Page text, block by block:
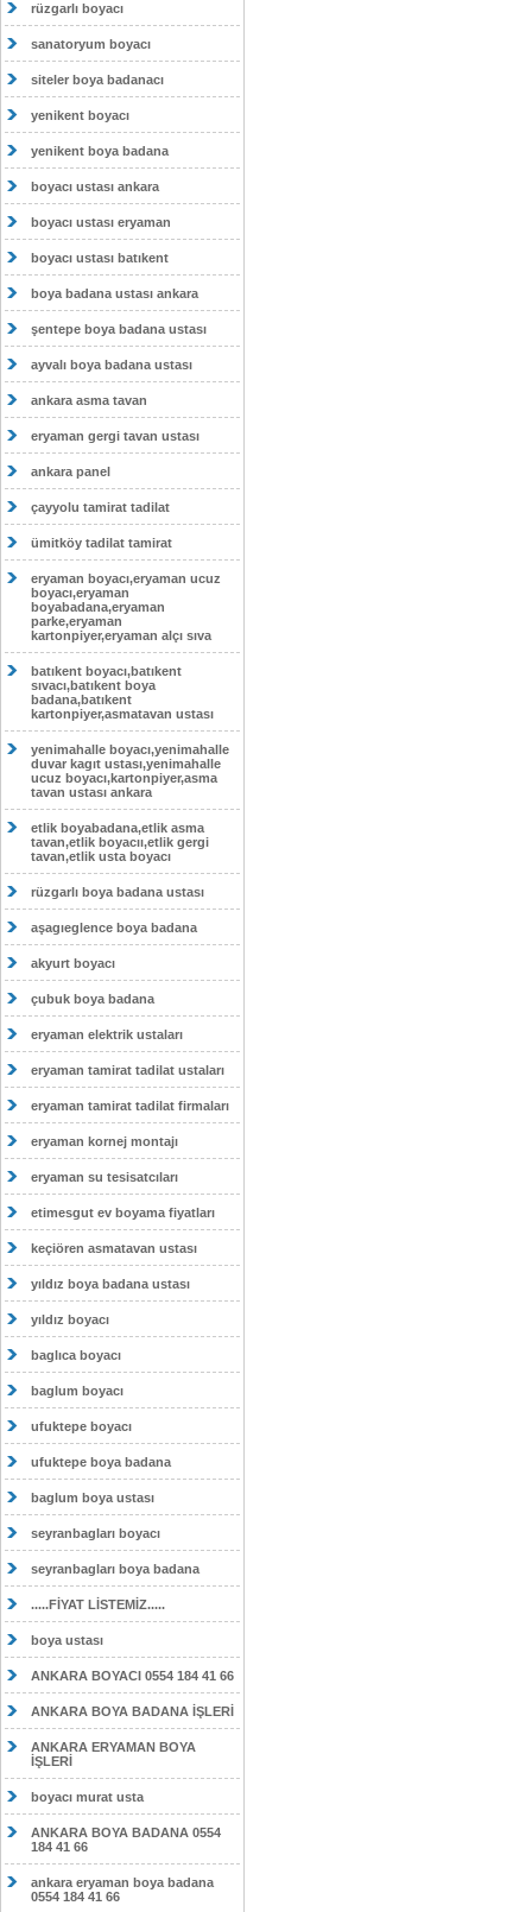
rüzgarlı boyacı
sanatoryum boyacı
siteler boya badanacı
yenikent boyacı
yenikent boya badana
boyacı ustası ankara
boyacı ustası eryaman
boyacı ustası batıkent
boya badana ustası ankara
şentepe boya badana ustası
ayvalı boya badana ustası
ankara asma tavan
eryaman gergi tavan ustası
ankara panel
çayyolu tamirat tadilat
ümitköy tadilat tamirat
eryaman boyacı,eryaman ucuz
boyacı,eryaman
boyabadana,eryaman
parke,eryaman
kartonpiyer,eryaman alçı sıva
batıkent boyacı,batıkent
sıvacı,batıkent boya
badana,batıkent
kartonpiyer,asmatavan ustası
yenimahalle boyacı,yenimahalle
duvar kagıt ustası,yenimahalle
ucuz boyacı,kartonpiyer,asma
tavan ustası ankara
etlik boyabadana,etlik asma
tavan,etlik boyacıı,etlik gergi
tavan,etlik usta boyacı
rüzgarlı boya badana ustası
aşagıeglence boya badana
akyurt boyacı
çubuk boya badana
eryaman elektrik ustaları
eryaman tamirat tadilat ustaları
eryaman tamirat tadilat firmaları
eryaman kornej montajı
eryaman su tesisatcıları
etimesgut ev boyama fiyatları
keçiören asmatavan ustası
yıldız boya badana ustası
yıldız boyacı
baglıca boyacı
baglum boyacı
ufuktepe boyacı
ufuktepe boya badana
baglum boya ustası
seyranbagları boyacı
seyranbagları boya badana
.....FİYAT LİSTEMİZ.....
boya ustası
ANKARA BOYACI 0554 184 41 66
ANKARA BOYA BADANA İŞLERİ
ANKARA ERYAMAN BOYA
İŞLERİ
boyacı murat usta
ANKARA BOYA BADANA 0554
184 41 66
ankara eryaman boya badana
0554 184 41 66